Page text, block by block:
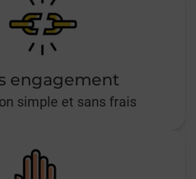
engagement
simple et sans frais